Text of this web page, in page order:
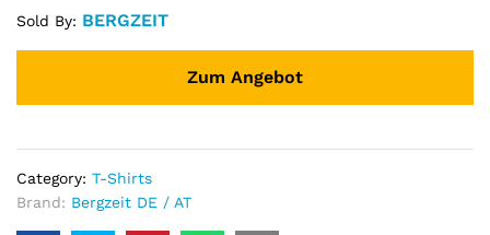
Sold By: BERGZEIT
Zum Angebot
Category: T-Shirts
Brand: Bergzeit DE / AT